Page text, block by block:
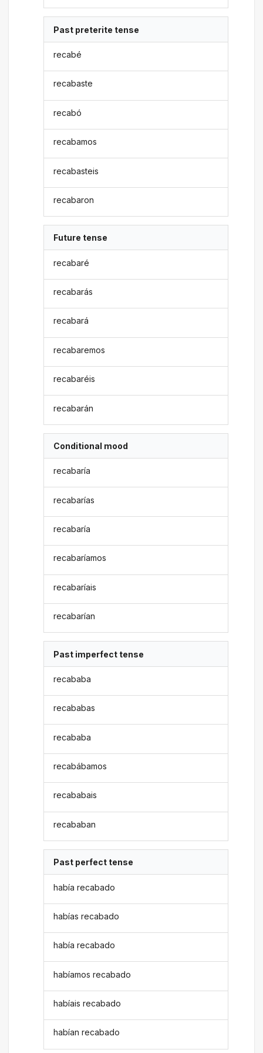
Past preterite tense
recabé
recabaste
recabó
recabamos
recabasteis
recabaron
Future tense
recabaré
recabarás
recabará
recabaremos
recabaréis
recabarán
Conditional mood
recabaría
recabarías
recabaría
recabaríamos
recabaríais
recabarían
Past imperfect tense
recababa
recababas
recababa
recabábamos
recababais
recababan
Past perfect tense
había recabado
habías recabado
había recabado
habíamos recabado
habíais recabado
habían recabado